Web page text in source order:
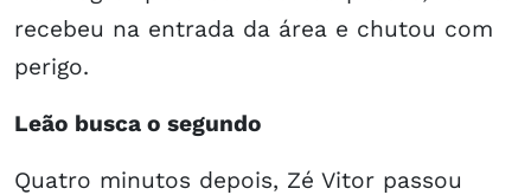
recebeu na entrada da área e chutou com
perigo.
Leão busca o segundo
Quatro minutos depois, Zé Vitor passou